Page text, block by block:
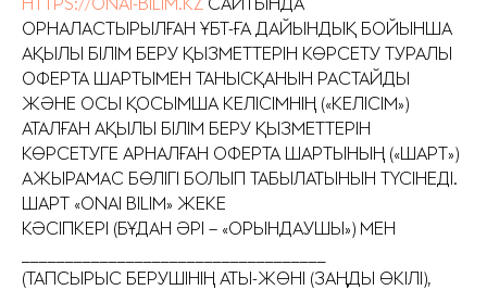
ОРНАЛАСТЫРЫЛҒАН ҰБТ-ҒА ДАЙЫНДЫҚ БОЙЫНША
АҚЫЛЫ БІЛІМ БЕРУ ҚЫЗМЕТТЕРІН КӨРСЕТУ ТУРАЛЫ
ОФЕРТА ШАРТЫМЕН ТАНЫСҚАНЫН РАСТАЙДЫ
ЖӘНЕ ОСЫ ҚОСЫМША КЕЛІСІМНІҢ («КЕЛІСІМ»)
АТАЛҒАН АҚЫЛЫ БІЛІМ БЕРУ ҚЫЗМЕТТЕРІН
КӨРСЕТУГЕ АРНАЛҒАН ОФЕРТА ШАРТЫНЫҢ («ШАРТ»)
АЖЫРАМАС БӨЛІГІ БОЛЫП ТАБЫЛАТЫНЫН ТҮСІНЕДІ.
ШАРТ «ONAI BILIM» ЖЕКЕ
КӘСІПКЕРІ (БҰДАН ӘРІ – «ОРЫНДАУШЫ») МЕН
(ТАПСЫРЫС БЕРУШІНІҢ АТЫ-ЖӨНІ (ЗАҢДЫ ӨКІЛІ),